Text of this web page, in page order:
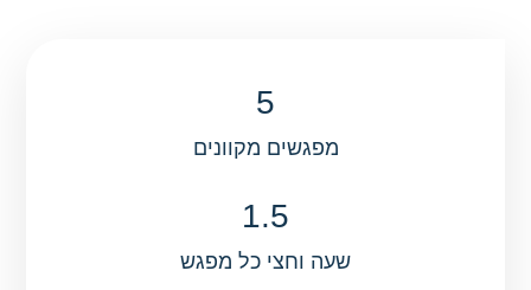
פרקטיים, תמיכה אישית וצוות
מומחים
5
מפגשים מקוונים
1.5
שעה וחצי כל מפגש